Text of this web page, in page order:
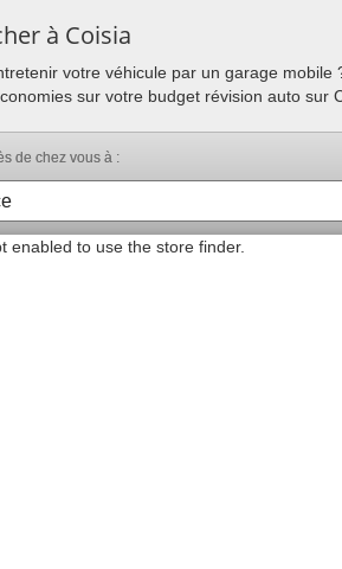
à Coisia
votre véhicule par un garage
sur votre budget révision auto sur